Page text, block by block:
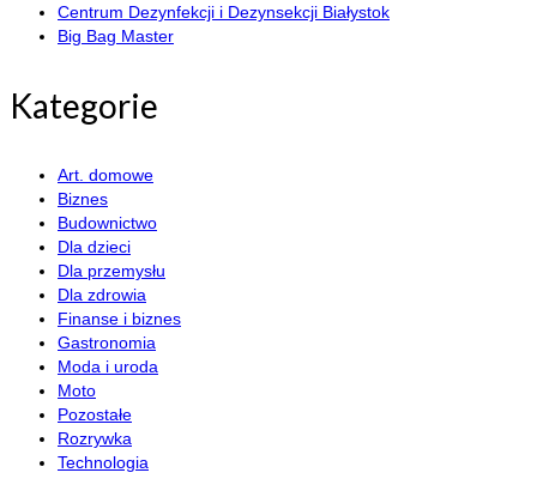
Centrum Dezynfekcji i Dezynsekcji Białystok
Big Bag Master
Kategorie
Art. domowe
Biznes
Budownictwo
Dla dzieci
Dla przemysłu
Dla zdrowia
Finanse i biznes
Gastronomia
Moda i uroda
Moto
Pozostałe
Rozrywka
Technologia